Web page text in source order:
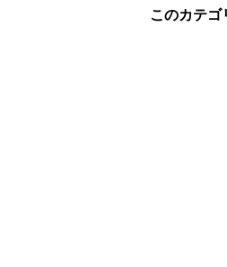
このカテゴ